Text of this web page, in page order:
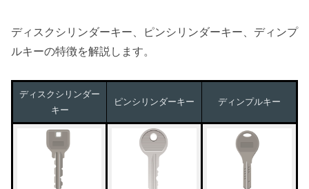
ディスクシリンダーキー、ピンシリンダーキー、ディンプ
ルキーの特徴を解説します。
ディスクシリンダー
キー
ピンシリンダーキー ディンプルキー